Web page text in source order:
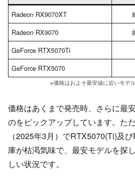
Radeon RX9070XT
Radeon RX9070
GeForce RTX5070Ti
GeForce RTX5070
※価格はおよそ最安値に近いモデ
価格はあくまで発売時、さらに最
のをピックアップしています。た
（2025年3月）でRTX5070(Ti)及
庫が枯渇気味で、最安モデルを探
しい状況です。